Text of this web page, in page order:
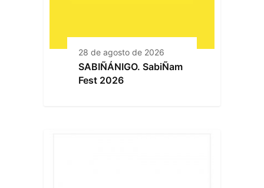
28 de agosto de 2026
SABIÑÁNIGO. SabiÑam
Fest 2026